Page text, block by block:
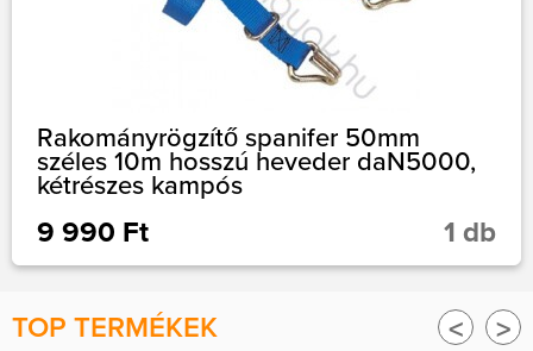
Rakományrögzítő spanifer 50mm
széles 10m hosszú heveder daN5000,
kétrészes kampós
9 990 Ft 1 db
< >
TOP TERMÉKEK